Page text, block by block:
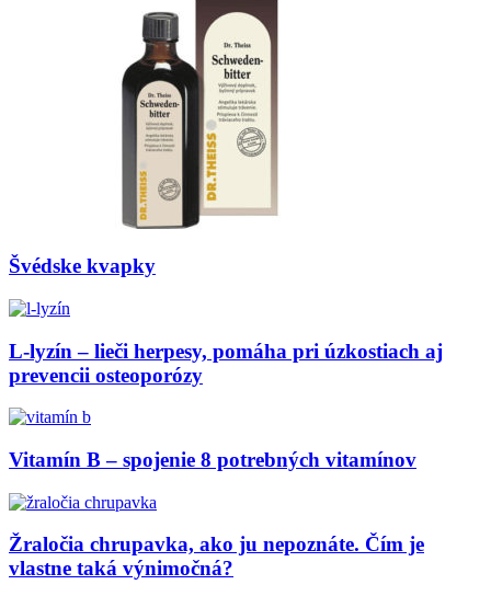
Švédske kvapky
L-lyzín – lieči herpesy, pomáha pri úzkostiach aj
prevencii osteoporózy
Vitamín B – spojenie 8 potrebných vitamínov
Žraločia chrupavka, ako ju nepoznáte. Čím je
vlastne taká výnimočná?